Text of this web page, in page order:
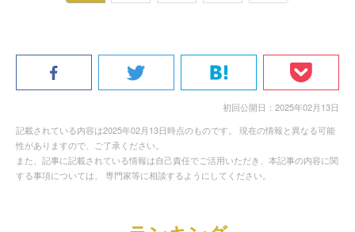
初回公開日：2025年02月13日
記載されている内容は2025年02月13日時点のものです。 現在の情報と異なる可能
性がありますので、ご了承ください。
また、記事に記載されている情報は自己責任でご活用いただき、本記事の内容に関
する事項については、 専門家等に相談するようにしてください。